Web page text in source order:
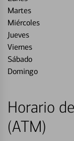
Martes
Miércoles
Jueves
Viernes
Sábado
Domingo
Horario
(ATM)